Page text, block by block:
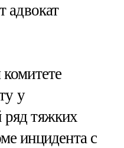
адвокат
у
тяжких
инцидента с